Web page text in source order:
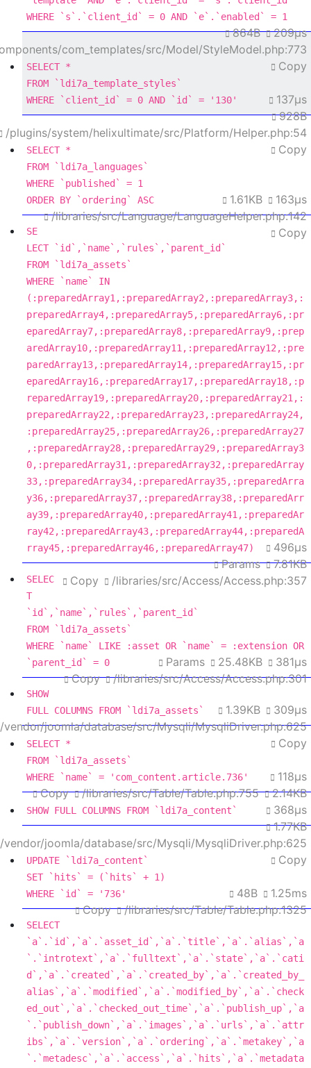
WHERE `s`.`client_id` = 0 AND `e`.`enabled` = 1
209μs
864B
com_templates/src/Model/StyleModel.php:773
Copy
SELECT *
FROM
WHERE `client_id` = 0 AND `id` = '130'
137μs
928B
/plugins/system/helixultimate/src/Platform/Helper.php:54
Copy
SELECT *
FROM
WHERE `published` = 1
ORDER BY `ordering` ASC 163μs
1.61KB
/libraries/src/Language/LanguageHelper.php:142
Copy
SE
LECT
FROM
WHERE `name` IN
(:preparedArray1,:preparedArray2,:preparedArray3,:
preparedArray4,:preparedArray5,:preparedArray6,:pr
eparedArray7,:preparedArray8,:preparedArray9,:prep
aredArray10,:preparedArray11,:preparedArray12,:pre
paredArray13,:preparedArray14,:preparedArray15,:pr
eparedArray16,:preparedArray17,:preparedArray18,:p
reparedArray19,:preparedArray20,:preparedArray21,:
preparedArray22,:preparedArray23,:preparedArray24,
:preparedArray25,:preparedArray26,:preparedArray27
,:preparedArray28,:preparedArray29,:preparedArray3
0,:preparedArray31,:preparedArray32,:preparedArray
33,:preparedArray34,:preparedArray35,:preparedArra
y36,:preparedArray37,:preparedArray38,:preparedArr
ay39,:preparedArray40,:preparedArray41,:preparedAr
ray42,:preparedArray43,:preparedArray44,:preparedA
rray45,:preparedArray46,:preparedArray47)
496μs
7.81KB
Params
/libraries/src/Access/Access.php:357
Copy
SELEC
T
FROM
WHERE `name` LIKE :asset OR `name` = :extension OR
`parent_id` = 0 381μs
25.48KB
Params
/libraries/src/Access/Access.php:301
Copy
SHOW
FULL
COLUMNS FROM `ldi7a_assets` 309μs
1.39KB
joomla/database/src/Mysqli/MysqliDriver.php:625
Copy
SELECT *
FROM
WHERE `name` = 'com_content.article.736'
118μs
2.14KB
/libraries/src/Table/Table.php:755
Copy
SHOW FULL COLUMNS FROM `ldi7a_content`
368μs
1.77KB
joomla/database/src/Mysqli/MysqliDriver.php:625
Copy
UPDATE
SET `hits` = (`hits` + 1
WHERE `id` = '736' 1.25ms
48B
/libraries/src/Table/Table.php:1325
Copy
SELECT
`a`.`id`,`a`.`asset_id`,`a`.`title`,`a`.`alias`,`a
`.`introtext`,`a`.`fulltext`,`a`.`state`,`a`.`cati
d`,`a`.`created`,`a`.`created_by`,`a`.`created_by_
alias`,`a`.`modified`,`a`.`modified_by`,`a`.`check
ed_out`,`a`.`checked_out_time`,`a`.`publish_up`,`a
`.`publish_down`,`a`.`images`,`a`.`urls`,`a`.`attr
ibs`,`a`.`version`,`a`.`ordering`,`a`.`metakey`,`a
`.`metadesc`,`a`.`access`,`a`.`hits`,`a`.`metadata